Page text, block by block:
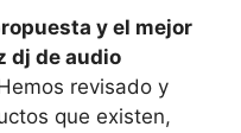
y el mejor
dj de audio
revisado y
que existen,